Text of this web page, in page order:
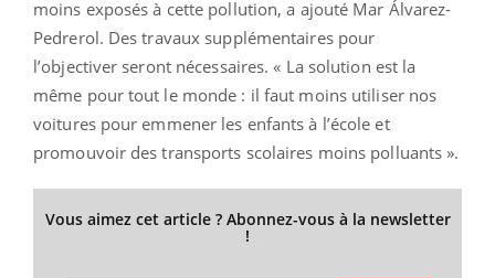
moins exposés à cette pollution, a ajouté Mar Álvarez-
Pedrerol. Des travaux supplémentaires pour
l’objectiver seront nécessaires. « La solution est la
même pour tout le monde : il faut moins utiliser nos
voitures pour emmener les enfants à l’école et
promouvoir des transports scolaires moins polluants ».
Vous aimez cet article ? Abonnez-vous à la newsletter
!